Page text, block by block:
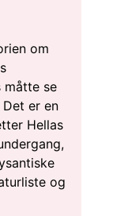
om
måtte se
er en
Hellas
og